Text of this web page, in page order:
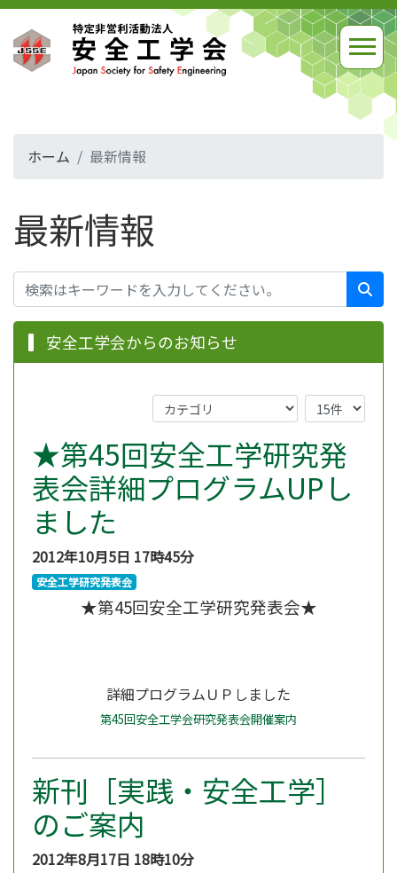
ホーム 最新情報
最新情報
安全工学会からのお知らせ
★第45回安全工学研究発
表会詳細プログラムUPし
ました
2012年10月5日 17時45分
安全工学研究発表会
★第45回安全工学研究発表会★
詳細プログラムＵＰしました
第45回安全工学会研究発表会開催案内
新刊［実践・安全工学］
のご案内
2012年8月17日 18時10分